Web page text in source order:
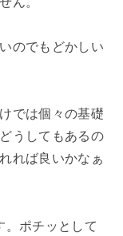
のでもどかしい
では個々の基礎
うしてもあるの
れば良いかなぁ
ポチッとして